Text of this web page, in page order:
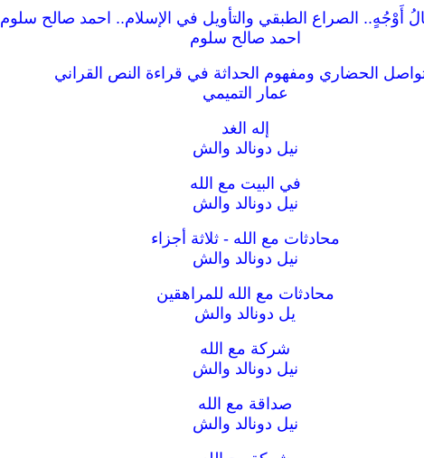
أَوْجُهٍ.. الصراع الطبقي والتأويل في الإسلام.. احمد صالح سلوم
احمد صالح سلوم
الحضاري ومفهوم الحداثة في قراءة النص القراني
عمار التميمي
إله الغد
نيل دونالد والش
في البيت مع الله
نيل دونالد والش
محادثات مع الله - ثلاثة أجزاء
نيل دونالد والش
محادثات مع الله للمراهقين
يل دونالد والش
شركة مع الله
نيل دونالد والش
صداقة مع الله
نيل دونالد والش